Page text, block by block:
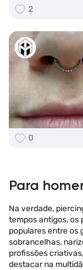
2
0
Para
Na verdade,
tempos antigos, os
populares entre os
sobrancelhas,
profissões
destacar na